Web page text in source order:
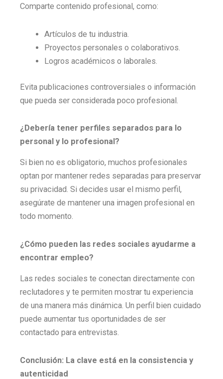
Comparte contenido profesional, como:
Artículos de tu industria.
Proyectos personales o colaborativos.
Logros académicos o laborales.
Evita publicaciones controversiales o información
que pueda ser considerada poco profesional.
¿Debería tener perfiles separados para lo
personal y lo profesional?
Si bien no es obligatorio, muchos profesionales
optan por mantener redes separadas para preservar
su privacidad. Si decides usar el mismo perfil,
asegúrate de mantener una imagen profesional en
todo momento.
¿Cómo pueden las redes sociales ayudarme a
encontrar empleo?
Las redes sociales te conectan directamente con
reclutadores y te permiten mostrar tu experiencia
de una manera más dinámica. Un perfil bien cuidado
puede aumentar tus oportunidades de ser
contactado para entrevistas.
Conclusión: La clave está en la consistencia y
autenticidad